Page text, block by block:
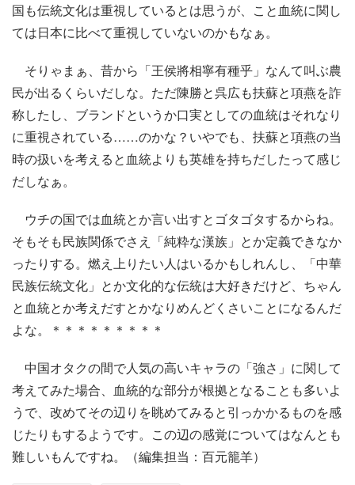
国も伝統文化は重視しているとは思うが、こと血統に関し
ては日本に比べて重視していないのかもなぁ。
そりゃまぁ、昔から「王侯將相寧有種乎」なんて叫ぶ農
民が出るくらいだしな。ただ陳勝と呉広も扶蘇と項燕を詐
称したし、ブランドというか口実としての血統はそれなり
に重視されている……のかな？いやでも、扶蘇と項燕の当
時の扱いを考えると血統よりも英雄を持ちだしたって感じ
だしなぁ。
ウチの国では血統とか言い出すとゴタゴタするからね。
そもそも民族関係でさえ「純粋な漢族」とか定義できなか
ったりする。燃え上りたい人はいるかもしれんし、「中華
民族伝統文化」とか文化的な伝統は大好きだけど、ちゃん
と血統とか考えだすとかなりめんどくさいことになるんだ
よな。＊＊＊＊＊＊＊＊＊
中国オタクの間で人気の高いキャラの「強さ」に関して
考えてみた場合、血統的な部分が根拠となることも多いよ
うで、改めてその辺りを眺めてみると引っかかるものを感
じたりもするようです。この辺の感覚についてはなんとも
難しいもんですね。（編集担当：百元籠羊）